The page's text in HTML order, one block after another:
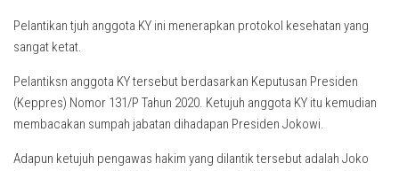
Pelantikan tjuh anggota KY ini menerapkan protokol kesehatan yang
sangat ketat.
Pelantiksn anggota KY tersebut berdasarkan Keputusan Presiden
(Keppres) Nomor 131/P Tahun 2020. Ketujuh anggota KY itu kemudian
membacakan sumpah jabatan dihadapan Presiden Jokowi.
Adapun ketujuh pengawas hakim yang dilantik tersebut adalah Joko